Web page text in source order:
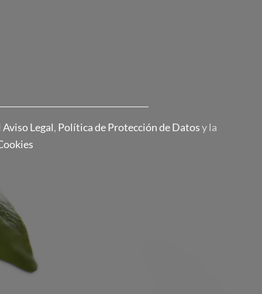
Aviso Legal, Política de Protección de Datosy la